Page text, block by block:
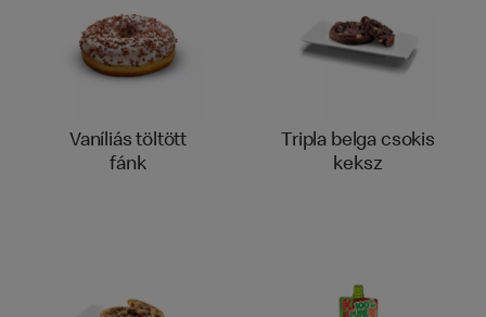
Vaníliás töltött
fánk
Tripla belga csokis
keksz